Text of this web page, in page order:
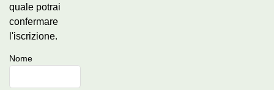
quale potrai
confermare
l'iscrizione.
Nome